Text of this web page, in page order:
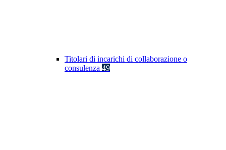
Titolari di incarichi di collaborazione o
consulenza 49